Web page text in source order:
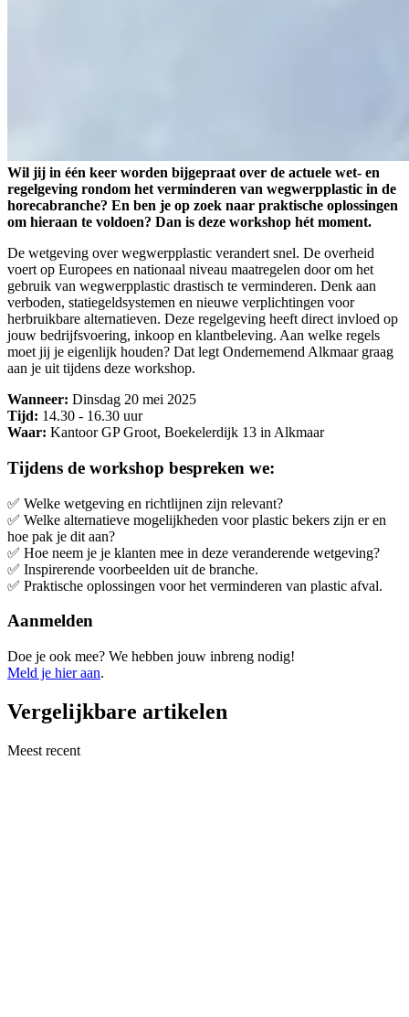
Wil jij in één keer worden bijgepraat over de actuele wet- en
regelgeving rondom het verminderen van wegwerpplastic in de
horecabranche? En ben je op zoek naar praktische oplossingen
om hieraan te voldoen? Dan is deze workshop hét moment.
De wetgeving over wegwerpplastic verandert snel. De overheid
voert op Europees en nationaal niveau maatregelen door om het
gebruik van wegwerpplastic drastisch te verminderen. Denk aan
verboden, statiegeldsystemen en nieuwe verplichtingen voor
herbruikbare alternatieven. Deze regelgeving heeft direct invloed op
jouw bedrijfsvoering, inkoop en klantbeleving. Aan welke regels
moet jij je eigenlijk houden? Dat legt Ondernemend Alkmaar graag
aan je uit tijdens deze workshop.
Wanneer: Dinsdag 20 mei 2025
Tijd: 14.30 - 16.30 uur
Waar: Kantoor GP Groot, Boekelerdijk 13 in Alkmaar
Tijdens de workshop bespreken we:
✅ Welke wetgeving en richtlijnen zijn relevant?
✅ Welke alternatieve mogelijkheden voor plastic bekers zijn er en
hoe pak je dit aan?
✅ Hoe neem je je klanten mee in deze veranderende wetgeving?
✅ Inspirerende voorbeelden uit de branche.
✅ Praktische oplossingen voor het verminderen van plastic afval.
Aanmelden
Doe je ook mee? We hebben jouw inbreng nodig!
Meld je hier aan.
Vergelijkbare artikelen
Meest recent